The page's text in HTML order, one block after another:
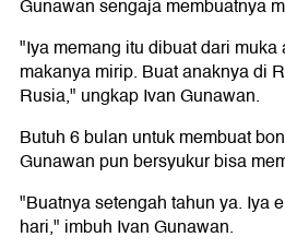
Gunawan sengaja membuatnya
"Iya memang itu dibuat dari
makanya mirip. Buat anaknya di
Rusia," ungkap Ivan Gunawan.
Butuh 6 bulan untuk membuat
Gunawan pun bersyukur bisa
"Buatnya setengah tahun ya. Iya
hari," imbuh Ivan Gunawan.